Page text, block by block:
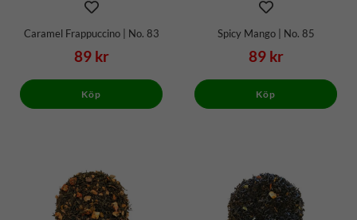
Caramel Frappuccino | No. 83
89 kr
Köp
Spicy Mango | No. 85
89 kr
Köp